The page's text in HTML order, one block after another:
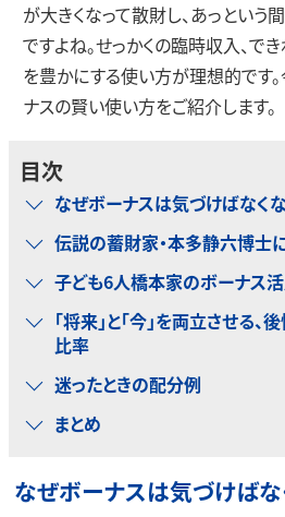
が大きくなって散財し、あっという
ですよね。せっかくの臨時収入、
を豊かにする使い方が理想的です
ナスの賢い使い方をご紹介します。
目次
なぜボーナスは気づけばなく
伝説の蓄財家・本多静六博士
子ども6人橋本家のボーナス
「将来」と「今」を両立させる
比率
迷ったときの配分例
まとめ
なぜボーナスは気づけばな